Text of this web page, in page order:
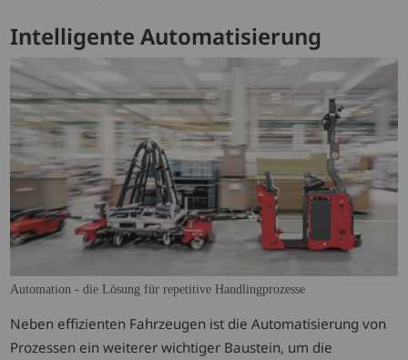
Intelligente Automatisierung
Automation - die Lösung für repetitive Handlingprozesse
Neben effizienten Fahrzeugen ist die Automatisierung von
Prozessen ein weiterer wichtiger Baustein, um die